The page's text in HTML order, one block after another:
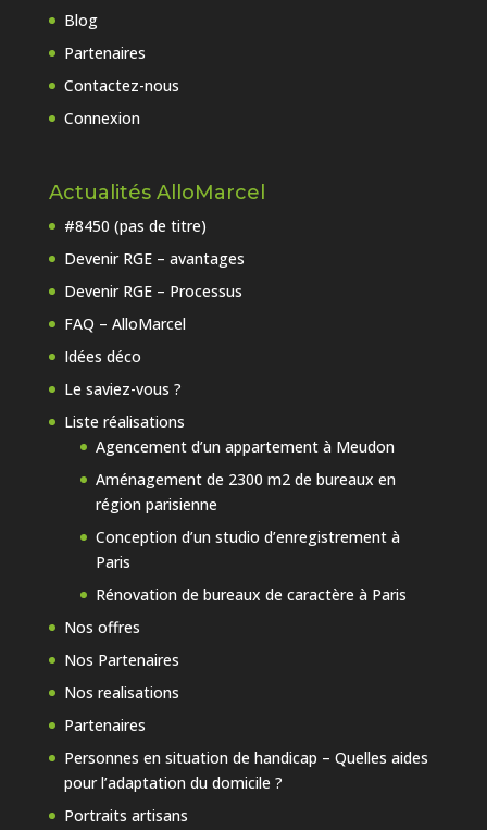
Blog
Partenaires
Contactez-nous
Connexion
Actualités AlloMarcel
#8450 (pas de titre)
Devenir RGE – avantages
Devenir RGE – Processus
FAQ – AlloMarcel
Idées déco
Le saviez-vous ?
Liste réalisations
Agencement d’un appartement à Meudon
Aménagement de 2300 m2 de bureaux en
région parisienne
Conception d’un studio d’enregistrement à
Paris
Rénovation de bureaux de caractère à Paris
Nos offres
Nos Partenaires
Nos realisations
Partenaires
Personnes en situation de handicap – Quelles aides
pour l’adaptation du domicile ?
Portraits artisans